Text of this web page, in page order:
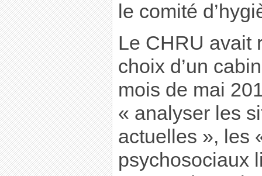
le comité
Le CHRU avait
choix d’un
mois de mai
« analyser les
actuelles », les
psychosociaux